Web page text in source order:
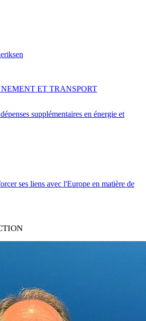
supplémentaires en énergie et
ET TRANSPORT
ses liens avec l'Europe en matière de